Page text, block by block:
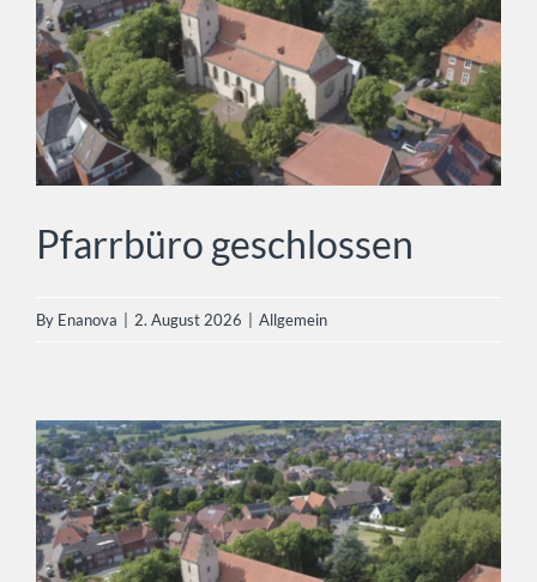
Pfarrbüro geschlossen
Allgemein
Pfarrbüro geschlossen
By Enanova 2. August 2026 Allgemein
Herz-Jesu-Freitag